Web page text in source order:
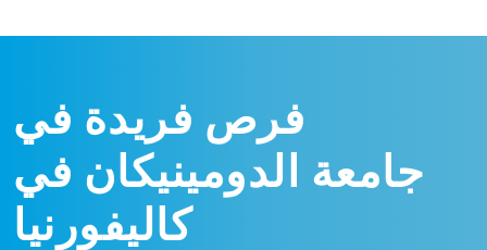
فرص فريدة في
جامعة الدومينيكان في
كاليفورنيا